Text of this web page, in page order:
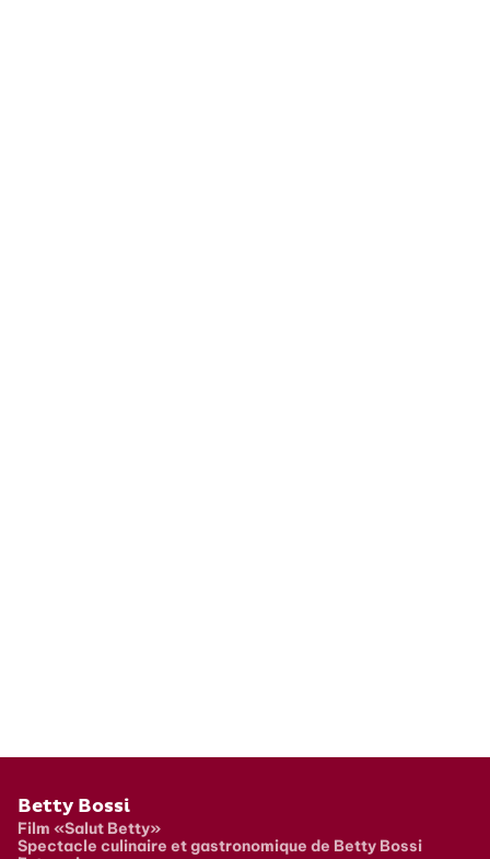
Pied de page
Betty Bossi
Film «Salut Betty»
Spectacle culinaire et gastronomique de Betty Bossi